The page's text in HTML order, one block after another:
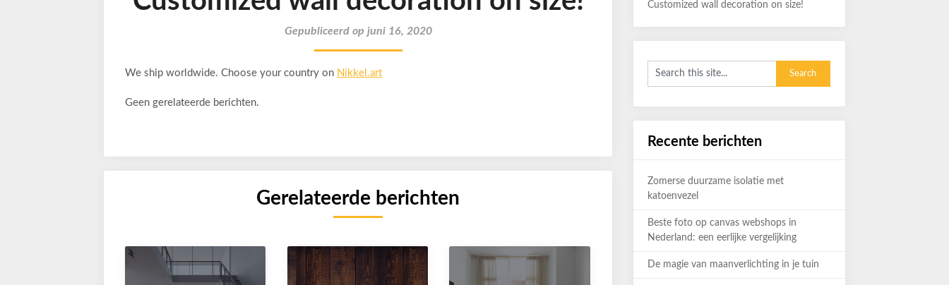
Gepubliceerd op juni 16, 2020
We ship worldwide. Choose your country on Nikkel.art
Geen gerelateerde berichten.
Gerelateerde berichten
Customized wall decoration on size!
Recente berichten
Zomerse duurzame isolatie met
katoenvezel
Beste foto op canvas webshops in
Nederland: een eerlijke vergelijking
De magie van maanverlichting in je tuin